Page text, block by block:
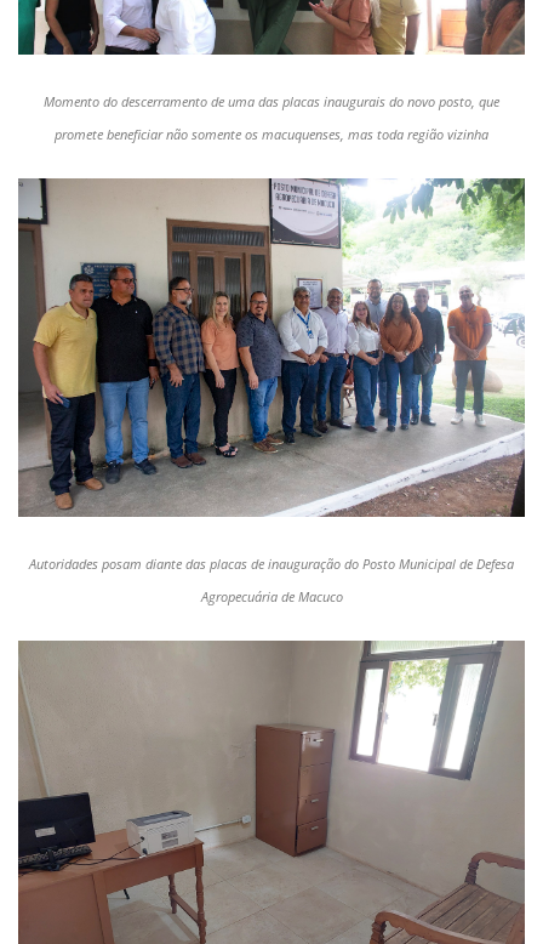
Momento do descerramento de uma das placas inaugurais do novo posto, que
promete beneficiar não somente os macuquenses, mas toda região vizinha
Autoridades posam diante das placas de inauguração do Posto Municipal de Defesa
Agropecuária de Macuco